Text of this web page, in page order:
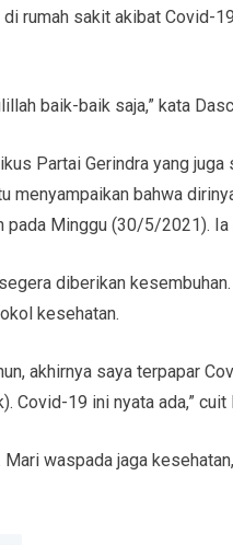
rumah sakit akibat Covid-
baik-baik saja,” kata
Partai Gerindra yang juga
menyampaikan bahwa
pada Minggu (30/5/2021).
diberikan
kesehatan.
akhirnya saya terpapar
Covid-19 ini nyata ada,” cuit
waspada jaga